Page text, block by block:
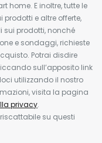
home. E inoltre, tutte le
e altre offerte,
sui prodotti, nonché
e sondaggi, richieste
Potrai disdire
sull’apposito link
utilizzando il nostro
visita la pagina
privacy.
su questi